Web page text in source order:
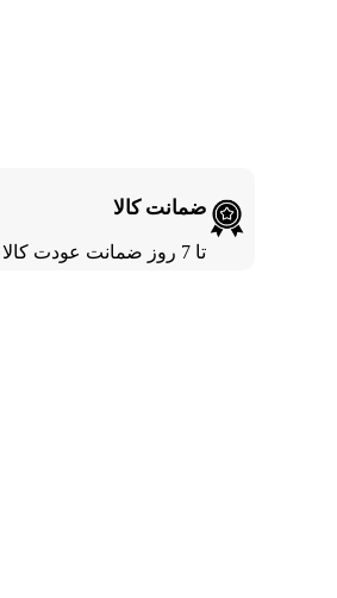
ضمانت کالا
تا 7 روز ضمانت عودت کالا